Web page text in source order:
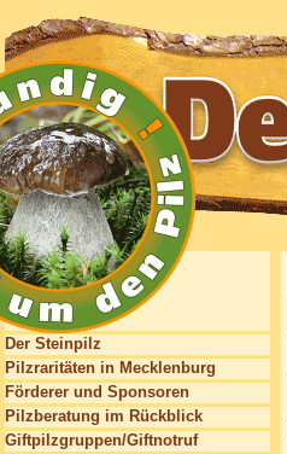
Der Steinpilz
Pilzraritäten in Mecklenburg
Förderer und Sponsoren
Pilzberatung im Rückblick
Giftpilzgruppen/Giftnotruf